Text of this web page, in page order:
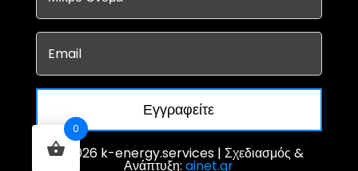
Εγγραφείτε
© 2026 k-energy.services | Σχεδιασμός &
Ανάπτυξη:ainet.gr
0